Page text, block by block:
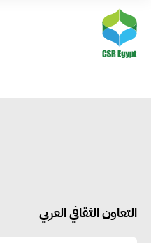
التعاون الثقافي العربي